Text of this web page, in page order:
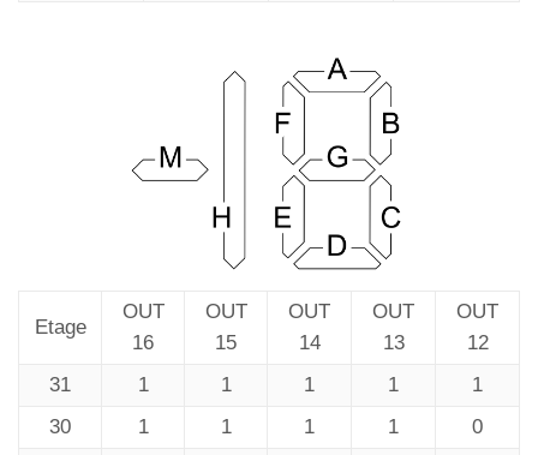
Etage
OUT
16
OUT
15
OUT
14
OUT
13
OUT
12
31
1 1 1 1
1
30
1 1 1 1
0